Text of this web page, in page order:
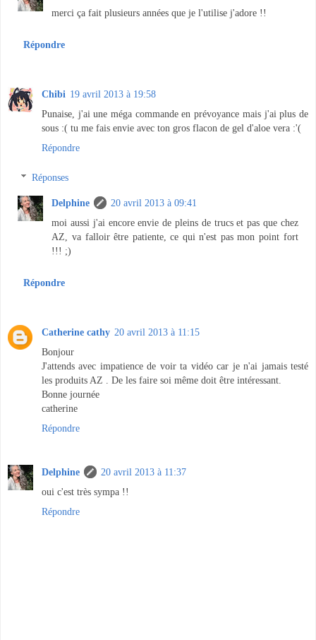
merci ça fait plusieurs années que je l'utilise j'adore !!
Répondre
Chibi 19 avril 2013 à 19:58
Punaise, j'ai une méga commande en prévoyance mais j'ai plus de
sous :( tu me fais envie avec ton gros flacon de gel d'aloe vera :'(
Répondre
Réponses
Delphine
20 avril 2013 à 09:41
moi aussi j'ai encore envie de pleins de trucs et pas que chez
AZ, va falloir être patiente, ce qui n'est pas mon point fort
!!! ;)
Répondre
Catherine cathy 20 avril 2013 à 11:15
Bonjour
J'attends avec impatience de voir ta vidéo car je n'ai jamais testé
les produits AZ . De les faire soi même doit être intéressant.
Bonne journée
catherine
Répondre
Delphine
20 avril 2013 à 11:37
oui c'est très sympa !!
Répondre